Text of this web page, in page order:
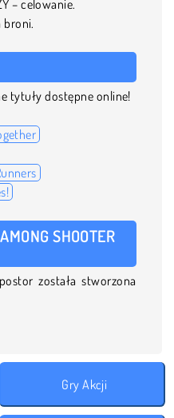
– celowanie.
broni.
tytuły dostępne online!
SHOOTER
została stworzona
Gry Akcji